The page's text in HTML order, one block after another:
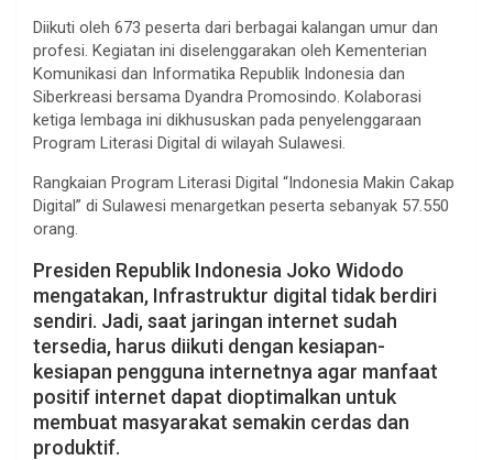
Diikuti oleh 673 peserta dari berbagai kalangan umur dan
profesi. Kegiatan ini diselenggarakan oleh Kementerian
Komunikasi dan Informatika Republik Indonesia dan
Siberkreasi bersama Dyandra Promosindo. Kolaborasi
ketiga lembaga ini dikhususkan pada penyelenggaraan
Program Literasi Digital di wilayah Sulawesi.
Rangkaian Program Literasi Digital “Indonesia Makin Cakap
Digital” di Sulawesi menargetkan peserta sebanyak 57.550
orang.
Presiden Republik Indonesia Joko Widodo
mengatakan, Infrastruktur digital tidak berdiri
sendiri. Jadi, saat jaringan internet sudah
tersedia, harus diikuti dengan kesiapan-
kesiapan pengguna internetnya agar manfaat
positif internet dapat dioptimalkan untuk
membuat masyarakat semakin cerdas dan
produktif.